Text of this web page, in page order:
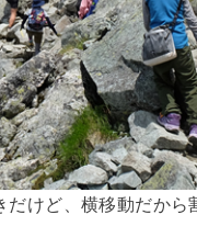
けど、横移動だから